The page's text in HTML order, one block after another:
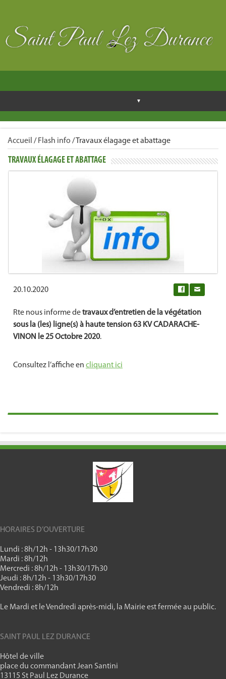
Accueil / Flash info /Travaux élagage et abattage
TRAVAUX ÉLAGAGE ET ABATTAGE
20.10.2020
Rte nous informe detravaux d’entretien de la végétation
sous la (les) ligne(s) à haute tension 63 KV CADARACHE-
VINON le 25 Octobre 2020.
Consultez l’affiche en cliquant ici
HORAIRES D’OUVERTURE
Lundi : 8h/12h - 13h30/17h30
Mardi : 8h/12h
Mercredi : 8h/12h - 13h30/17h30
Jeudi : 8h/12h - 13h30/17h30
Vendredi : 8h/12h
Le Mardi et le Vendredi après-midi, la Mairie est fermée au public.
SAINT PAUL LEZ DURANCE
Hôtel de ville
place du commandant Jean Santini
13115 St Paul Lez Durance